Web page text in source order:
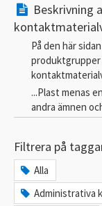
Beskrivning
På den här
produktgrupper
...Plast menas
andra ämnen
Filtrera på
Alla
Administrativa